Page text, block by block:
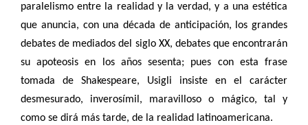
paralelismo entre la realidad y la verdad, y a una estética
que anuncia, con una década de anticipación, los grandes
debates de mediados del siglo XX, debates que encontrarán
su apoteosis en los años sesenta; pues con esta frase
tomada de Shakespeare, Usigli insiste en el carácter
desmesurado, inverosímil, maravilloso o mágico, tal y
como se dirá más tarde, de la realidad latinoamericana.